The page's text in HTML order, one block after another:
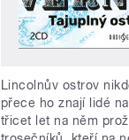
Lincolnův ostrov
přece ho znají lidé
třicet let na něm